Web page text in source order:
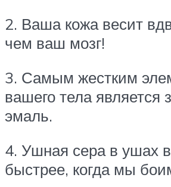
2. Ваша кожа весит
чем ваш мозг!
3. Самым жестким
вашего тела является
эмаль.
4. Ушная сера в ушах
быстрее, когда мы